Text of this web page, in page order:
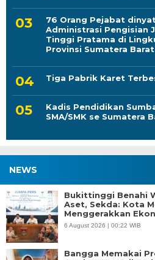
Tinggi Pratama di
Provinsi Sumatera
Tiga Pabrik Karet
Kadis Pendidikan
NEWS
Menggerakkan
6 August 2026 | 00:22 WIB
Bangga Memakai